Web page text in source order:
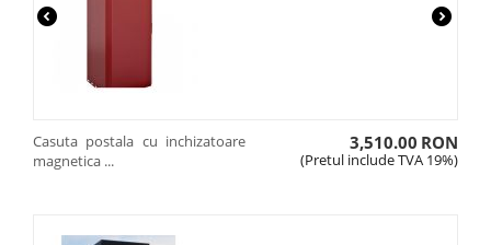
Casuta postala cu inchizatoare
magnetica ...
3,510.00 RON
(Pretul include TVA 19%)